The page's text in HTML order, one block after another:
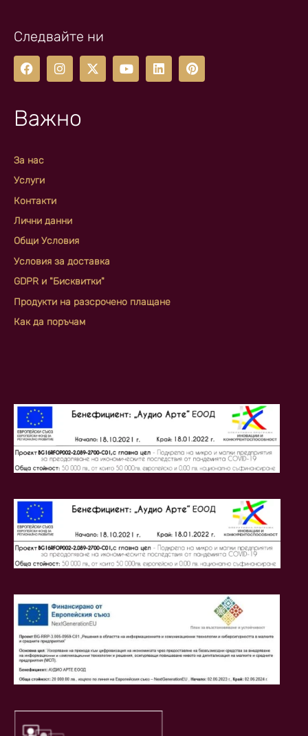
Следвайте ни
Важно
За нас
Услуги
Контакти
Лични данни
Общи Условия
Условия за доставка
GDPR и "Бисквитки"
Продукти на разсрочено плащане
Как да поръчам